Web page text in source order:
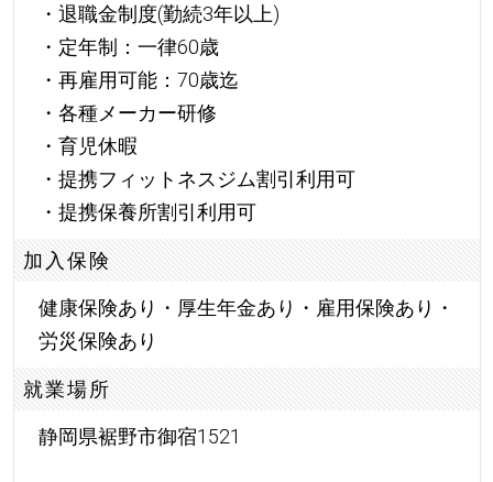
・退職金制度(勤続3年以上)
・定年制：一律60歳
・再雇用可能：70歳迄
・各種メーカー研修
・育児休暇
・提携フィットネスジム割引利用可
・提携保養所割引利用可
加入保険
健康保険あり・厚生年金あり・雇用保険あり・
労災保険あり
就業場所
静岡県裾野市御宿1521